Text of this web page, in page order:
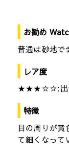
お勧め
普通は砂地で
レア度
★★★☆☆:出会
特徴
目の周りが黄
て細くなって